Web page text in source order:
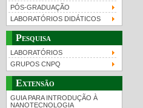
PÓS-GRADUAÇÃO
LABORATÓRIOS DIDÁTICOS
Pesquisa
LABORATÓRIOS
GRUPOS CNPQ
Extensão
GUIA PARA INTRODUÇÃO À
NANOTECNOLOGIA